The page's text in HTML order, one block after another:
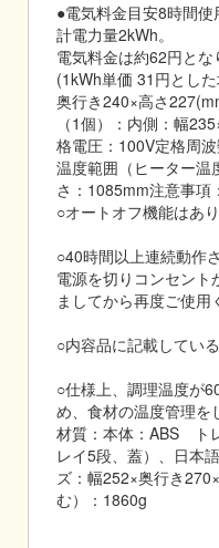
●電気料金目安8時間
計電力量2kWh。
電気料金は約62円とな
(1kWh単価 31円とし
奥行き240×高さ
（1個）：内側：幅
格電圧：100V定格周
温度範囲（ヒーター温
さ：1085mm注意事項：
○オートオフ機能はあり
○40時間以上連続動作
電源を切りコンセン
ましてから再度ご使用
○内容品に記載してい
○仕様上、調理温度が
め、食材の温度管理を
材質：本体：ABS ト
レイ5段、蓋）、日本
ズ：幅252×奥行き
む）：1860g